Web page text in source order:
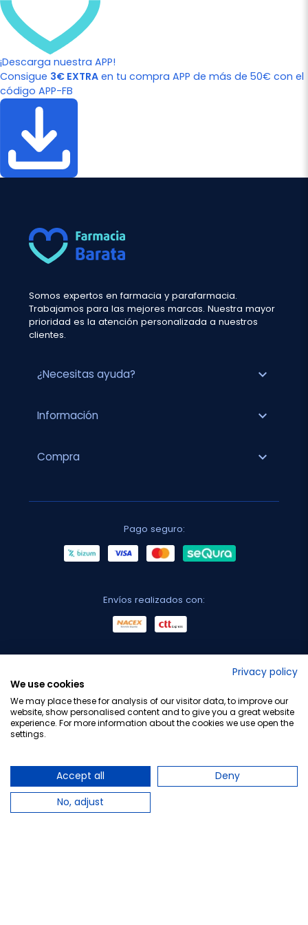
¡Descarga nuestra APP!
Consigue 3€ EXTRA en tu compra APP de más de 50€ con el
código APP-FB
Somos expertos en farmacia y parafarmacia.
Trabajamos para las mejores marcas. Nuestra mayor
prioridad es la atención personalizada a nuestros
clientes.
¿Necesitas ayuda? expand_more
Información expand_more
Compra expand_more
Pago seguro:
Envíos realizados con:
Privacy policy
We use cookies
We may place these for analysis of our visitor data, to improve our
website, show personalised content and to give you a great website
experience. For more information about the cookies we use open the
settings.
Accept all
Deny
No, adjust